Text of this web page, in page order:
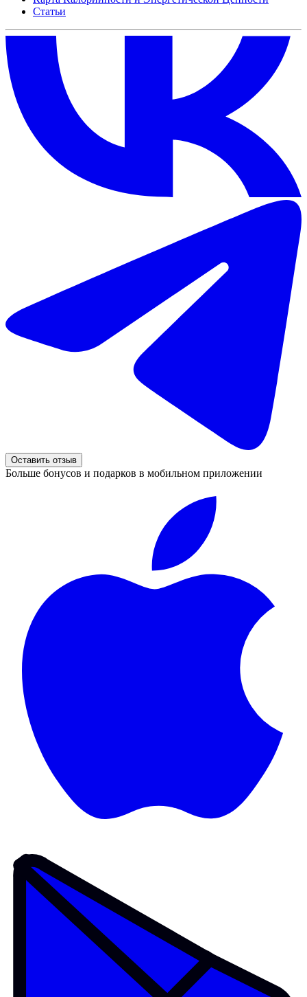
Статьи
Оставить отзыв
Больше бонусов и подарков в мобильном приложении